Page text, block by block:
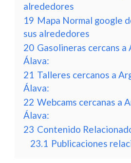
alrededores
19 Mapa Normal google
sus alrededores
20 Gasolineras cercans a
Álava:
21 Talleres cercanos a
Álava:
22 Webcams cercanas a
Álava:
23 Contenido
23.1 Publicaciones